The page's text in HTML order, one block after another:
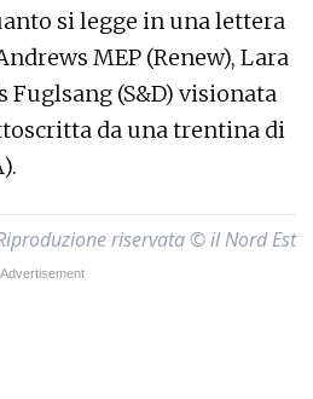
si legge in una lettera
MEP (Renew), Lara
Fuglsang (S&D) visionata
da una trentina di
riservata © il Nord Est